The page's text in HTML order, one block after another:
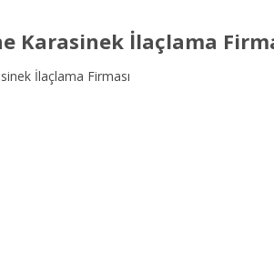
Karasinek İlaçlama
İlaçlama Firması